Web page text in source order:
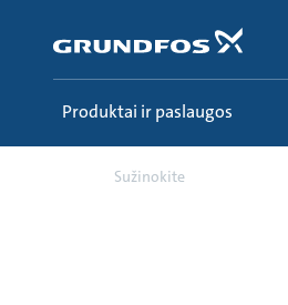
pagrindinio
Produktai ir paslaugos
Sužinokite